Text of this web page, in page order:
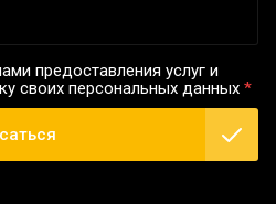
предоставления услуг и
своих персональных данных *